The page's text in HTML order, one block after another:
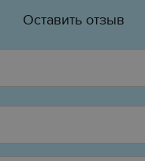
Оставить отзыв